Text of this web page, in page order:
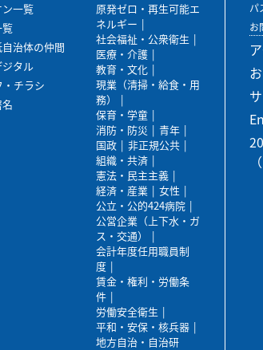
一覧
治体の仲間
タル
チラシ
原発ゼロ・再生可能エ
ネルギー
社会福祉・公衆衛生
医療・介護
教育・文化
現業（清掃・給食・用
務）
保育・学童
消防・防災
青年
国政
非正規公共
組織・共済
憲法・民主主義
経済・産業
女性
公立・公的424病院
公営企業（上下水・ガ
ス・交通）
会計年度任用職員制
度
賃金・権利・労働条
件
労働安全衛生
平和・安保・核兵器
地方自治・自治研
パ
お